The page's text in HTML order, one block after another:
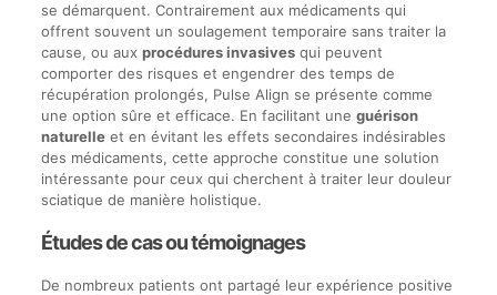
se démarquent. Contrairement aux médicaments qui
offrent souvent un soulagement temporaire sans traiter la
cause, ou aux procédures invasivesqui peuvent
comporter des risques et engendrer des temps de
récupération prolongés, Pulse Align se présente comme
une option sûre et efficace. En facilitant une guérison
naturelleet en évitant les effets secondaires indésirables
des médicaments, cette approche constitue une solution
intéressante pour ceux qui cherchent à traiter leur douleur
sciatique de manière holistique.
Études de cas ou témoignages
De nombreux patients ont partagé leur expérience positive